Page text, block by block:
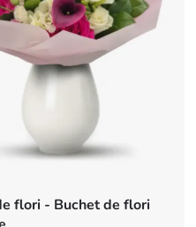
flori - Buchet de flori